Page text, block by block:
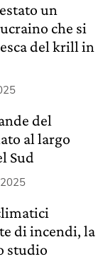
un
che si
del krill in
del
al largo
Sud
di incendi, la
studio